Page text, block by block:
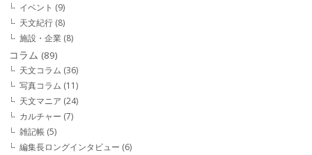
イベント (9)
天文紀行 (8)
施設・企業 (8)
コラム (89)
天文コラム (36)
写真コラム (11)
天文マニア (24)
カルチャー (7)
雑記帳 (5)
編集長ロングインタビュー (6)